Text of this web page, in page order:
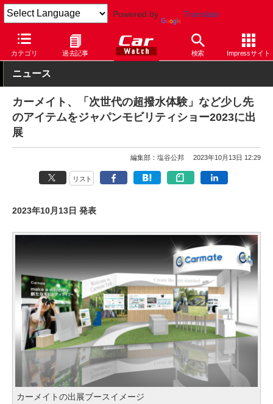
Powered by Translate
カテゴリ 過去記事 検索 Impressサイト
Car Watch イベント ジャパンモビリティショー 2023
ニュース
カーメイト、「次世代の超撥水体験」など少し先
のアイテムをジャパンモビリティショー2023に出
展
編集部：塩谷公邦 2023年10月13日 12:29
リスト
2023年10月13日 発表
カーメイトの出展ブースイメージ